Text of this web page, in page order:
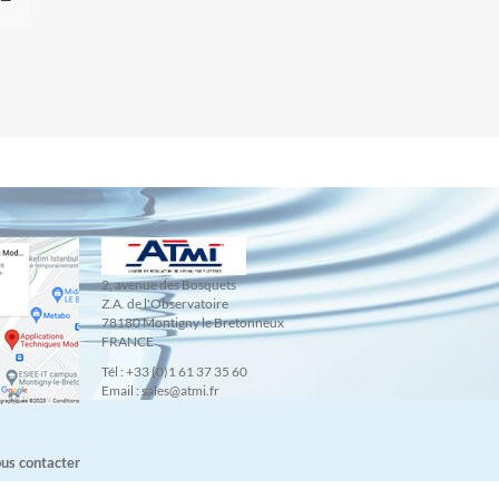
2, avenue des Bosquets
Z.A. de l'Observatoire
78180 Montigny le Bretonneux
FRANCE
Tél : +33 (0)1 61 37 35 60
Email : sales@atmi.fr
contacter